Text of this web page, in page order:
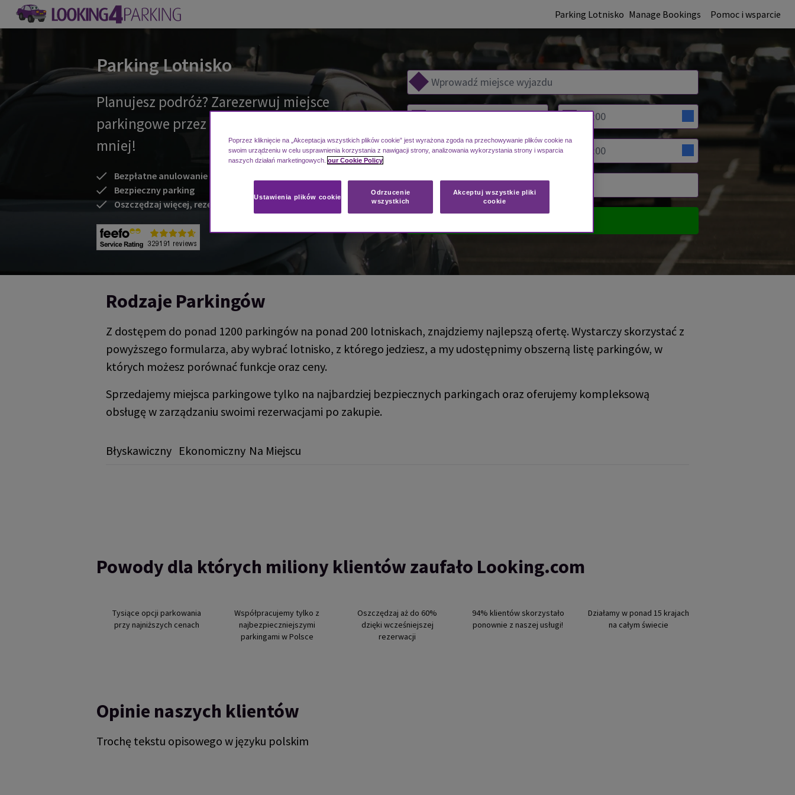
Parking Lotnisko Manage Bookings Pomoc i wsparcie
Parking Lotnisko
Planujesz podróż? Zarezerwuj miejsce
parkingowe przez Looking4.com i zapłać
mniej!
Bezpłatne anulowanie
Bezpieczny parking
Oszczędzaj więcej, rezerwując wcześniej!
Rodzaje Parkingów
Z dostępem do ponad 1200 parkingów na ponad 200 lotniskach, znajdziemy najlepszą ofertę. Wystarczy skorzystać z
powyższego formularza, aby wybrać lotnisko, z którego jedziesz, a my udostępnimy obszerną listę parkingów, w
których możesz porównać funkcje oraz ceny.
Sprzedajemy miejsca parkingowe tylko na najbardziej bezpiecznych parkingach oraz oferujemy kompleksową
obsługę w zarządzaniu swoimi rezerwacjami po zakupie.
Błyskawiczny Ekonomiczny Na Miejscu
Powody dla których miliony klientów zaufało Looking.com
Tysiące opcji parkowania
przy najniższych cenach
Współpracujemy tylko z
najbezpieczniejszymi
parkingami w Polsce
Oszczędzaj aż do 60%
dzięki wcześniejszej
rezerwacji
94% klientów skorzystało
ponownie z naszej usługi!
Działamy w ponad 15 krajach
na całym świecie
Opinie naszych klientów
Trochę tekstu opisowego w języku polskim
Poprzez kliknięcie na „Akceptacja wszystkich plików cookie” jest wyrażona zgoda na przechowywanie plików cookie na
swoim urządzeniu w celu usprawnienia korzystania z nawigacji strony, analizowania wykorzystania strony i wsparcia
naszych działań marketingowych. our Cookie Policy
Ustawienia plików cookie
Odrzucenie
wszystkich
Akceptuj wszystkie pliki
cookie